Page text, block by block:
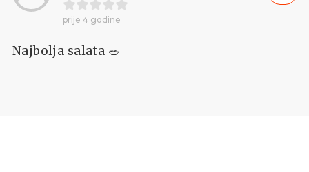
prije 4 godine
Najbolja salata 🥗